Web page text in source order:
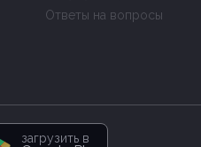
Ответы на вопросы
загрузить в